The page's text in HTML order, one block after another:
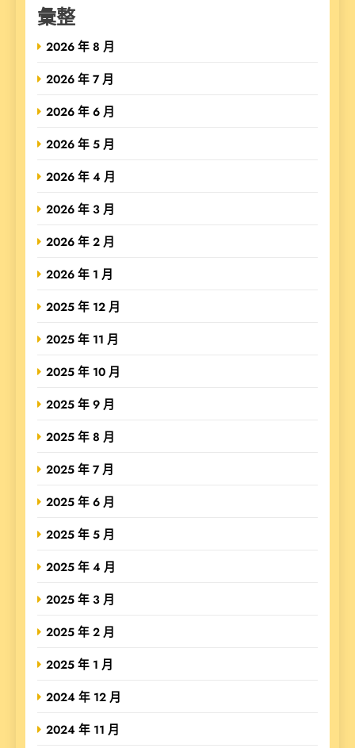
彙整
2026 年 8 月
2026 年 7 月
2026 年 6 月
2026 年 5 月
2026 年 4 月
2026 年 3 月
2026 年 2 月
2026 年 1 月
2025 年 12 月
2025 年 11 月
2025 年 10 月
2025 年 9 月
2025 年 8 月
2025 年 7 月
2025 年 6 月
2025 年 5 月
2025 年 4 月
2025 年 3 月
2025 年 2 月
2025 年 1 月
2024 年 12 月
2024 年 11 月